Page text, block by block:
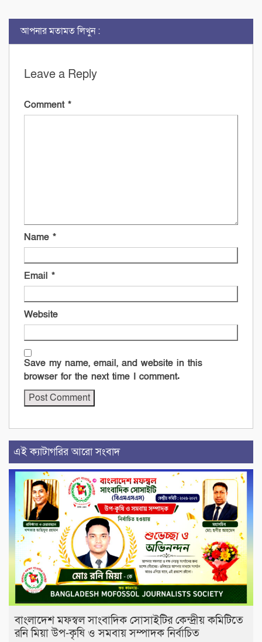
আপনার মতামত লিখুন :
Leave a Reply
Comment *
Name *
Email *
Website
Save my name, email, and website in this
browser for the next time I comment.
এই ক্যাটাগরির আরো সংবাদ
বাংলাদেশ মফস্বল সাংবাদিক সোসাইটির কেন্দ্রীয় কমিটিতে
রনি মিয়া উপ-কৃষি ও সমবায় সম্পাদক নির্বাচিত